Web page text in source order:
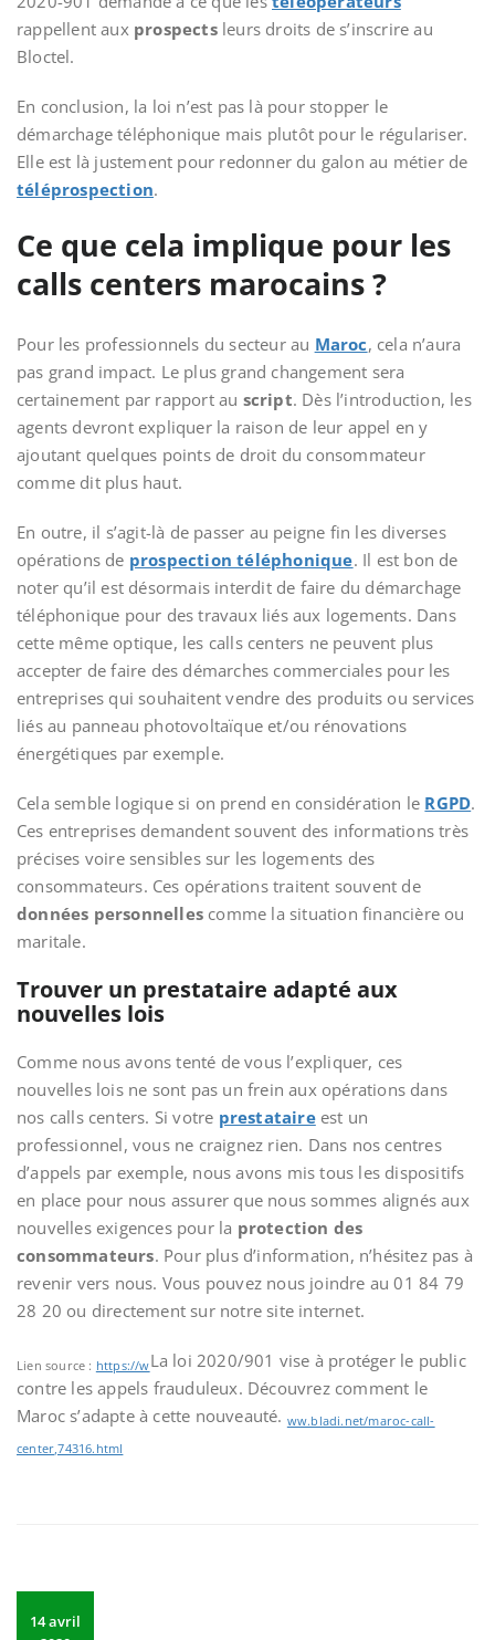
rappellent aux prospectsleurs droits de s’inscrire au
Bloctel.
En conclusion, la loi n’est pas là pour stopper le
démarchage téléphonique mais plutôt pour le régulariser.
Elle est là justement pour redonner du galon au métier de
téléprospection.
Ce que cela implique pour les
calls centers marocains ?
Pour les professionnels du secteur au Maroc, cela n’aura
pas grand impact. Le plus grand changement sera
certainement par rapport au script. Dès l’introduction, les
agents devront expliquer la raison de leur appel en y
ajoutant quelques points de droit du consommateur
comme dit plus haut.
En outre, il s’agit-là de passer au peigne fin les diverses
opérations de prospection téléphonique. Il est bon de
noter qu’il est désormais interdit de faire du démarchage
téléphonique pour des travaux liés aux logements. Dans
cette même optique, les calls centers ne peuvent plus
accepter de faire des démarches commerciales pour les
entreprises qui souhaitent vendre des produits ou services
liés au panneau photovoltaïque et/ou rénovations
énergétiques par exemple.
Cela semble logique si on prend en considération le RGPD.
Ces entreprises demandent souvent des informations très
précises voire sensibles sur les logements des
consommateurs. Ces opérations traitent souvent de
données personnelles comme la situation financière ou
maritale.
Trouver un prestataire adapté aux
nouvelles lois
Comme nous avons tenté de vous l’expliquer, ces
nouvelles lois ne sont pas un frein aux opérations dans
nos calls centers. Si votre prestataireest un
professionnel, vous ne craignez rien. Dans nos centres
d’appels par exemple, nous avons mis tous les dispositifs
en place pour nous assurer que nous sommes alignés aux
nouvelles exigences pour la protection des
consommateurs. Pour plus d’information, n’hésitez pas à
revenir vers nous. Vous pouvez nous joindre au 01 84 79
28 20 ou directement sur notre site internet.
Lien source : https://wLa loi 2020/901 vise à protéger le public
contre les appels frauduleux. Découvrez comment le
Maroc s’adapte à cette nouveauté. ww.bladi.net/maroc-call-
center,74316.html
14 avril